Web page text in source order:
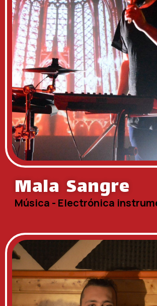
Mala Sangre
Música - Electrónica